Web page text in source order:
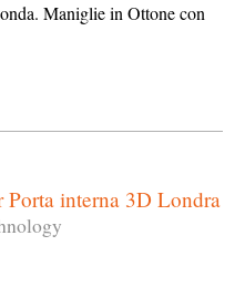
Maniglie in Ottone con
interna 3D Londra